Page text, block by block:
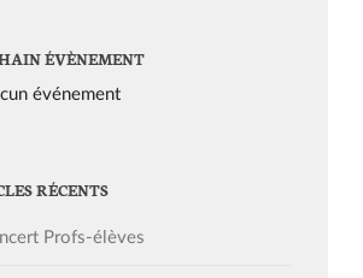
ÉVÈNEMENT
événement
RÉCENTS
Profs-élèves